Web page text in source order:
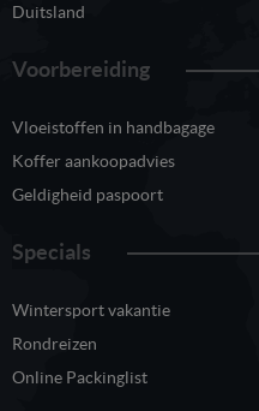
Duitsland
Voorbereiding
Vloeistoffen in handbagage
Koffer aankoopadvies
Geldigheid paspoort
Specials
Wintersport vakantie
Rondreizen
Online Packinglist